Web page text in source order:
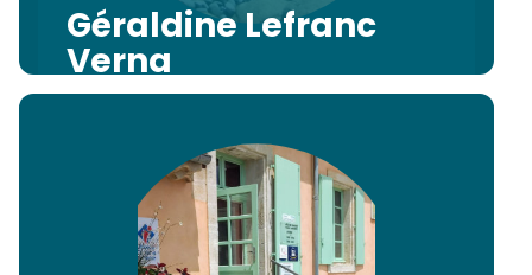
Géraldine Lefranc
Verna
Accompagnement, transition